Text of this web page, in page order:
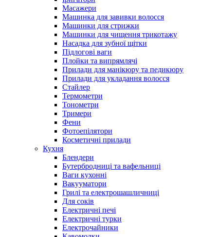
Масажери
Машинка для завивки волосся
Машинки для стрижки
Машинки для чищення трикотажу
Насадка для зубної щітки
Підлогові ваги
Плойки та випрямлячі
Прилади для манікюру та педикюру
Прилади для укладання волосся
Стайлер
Термометри
Тонометри
Тримери
Фени
Фотоепілятори
Косметичні прилади
Кухня
Блендери
Бутербродниці та вафельниці
Ваги кухонні
Вакууматори
Грилі та електрошашличниці
Для соків
Електричні печі
Електричні турки
Електрочайники